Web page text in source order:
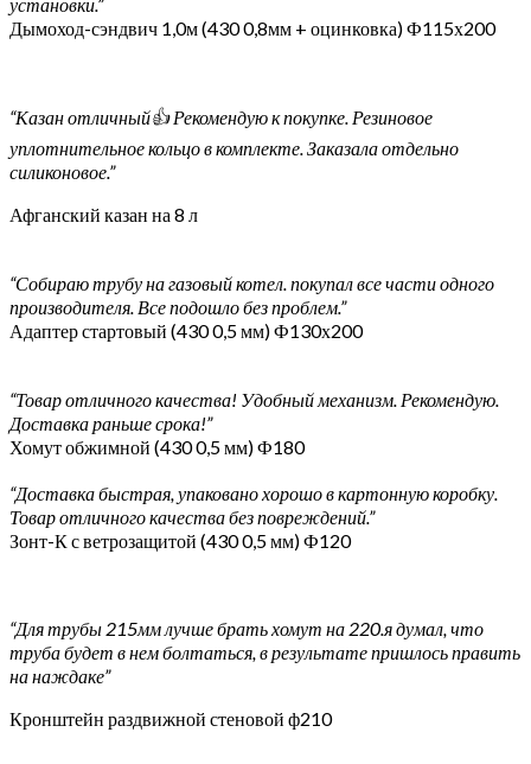
Дымоход-сэндвич 1,0м (430 0,8мм + оцинковка) Ф115х200
“Казан отличный👍 Рекомендую к покупке. Резиновое
уплотнительное кольцо в комплекте. Заказала отдельно
силиконовое.”
Афганский казан на 8 л
“Собираю трубу на газовый котел. покупал все части одного
производителя. Все подошло без проблем.”
Адаптер стартовый (430 0,5 мм) Ф130х200
“Товар отличного качества! Удобный механизм. Рекомендую.
Доставка раньше срока!”
Хомут обжимной (430 0,5 мм) Ф180
“Доставка быстрая, упаковано хорошо в картонную коробку.
Товар отличного качества без повреждений.”
Зонт-К с ветрозащитой (430 0,5 мм) Ф120
“Для трубы 215мм лучше брать хомут на 220.я думал, что
труба будет в нем болтаться, в результате пришлось править
на наждаке”
Кронштейн раздвижной стеновой ф210